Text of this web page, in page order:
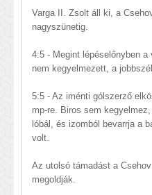
Varga II. Zsolt áll ki, a
nagyszünetig.
4:5 - Megint lépéselőnyben
nem kegyelmezett, a
5:5 - Az iménti gólszerző
mp-re. Biros sem
lóbál, és izomból bevarrja a
volt.
Az utolsó támadást a
megoldják.